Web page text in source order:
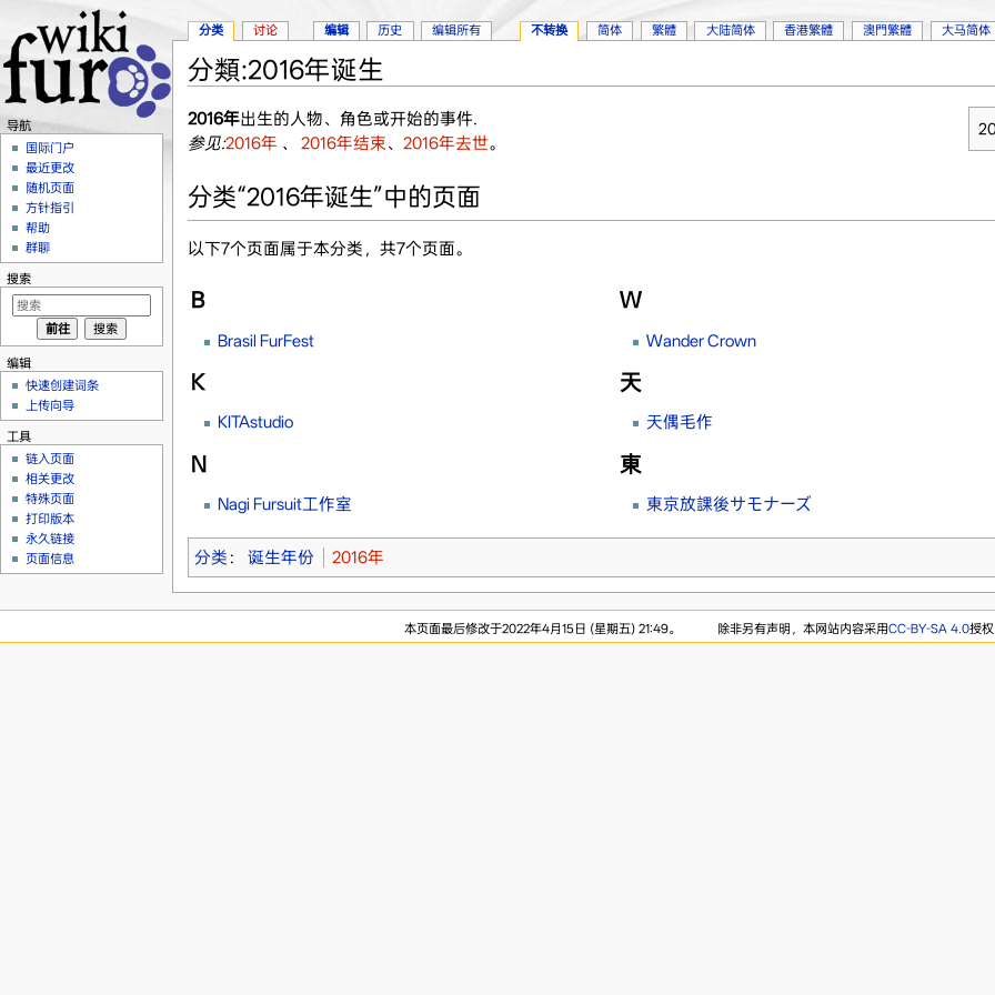
分類:2016年诞生
2016年出生的人物、角色或开始的事件.
参见:2016年 、 2016年结束、 2016年去世。
分类“2016年诞生”中的页面
以下7个页面属于本分类，共7个页面。
B
Brasil FurFest
K
KITAstudio
N
Nagi Fursuit工作室
W
Wander Crown
天
天偶毛作
東
東京放課後サモナーズ
分类 ： 诞生年份 2016年
分类 讨论 编辑 历史 编辑所有 不转换 简体 繁體 大陆简体 香港繁體 澳門繁體 大马简体
导航
国际门户
最近更改
随机页面
方针指引
帮助
群聊
搜索
编辑
快速创建词条
上传向导
工具
链入页面
相关更改
特殊页面
打印版本
永久链接
页面信息
本页面最后修改于2022年4月15日 (星期五) 21:49。 除非另有声明，本网站内容采用CC-BY-SA 4.0授权